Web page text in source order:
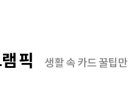
픽 생활 속 카드 꿀팁